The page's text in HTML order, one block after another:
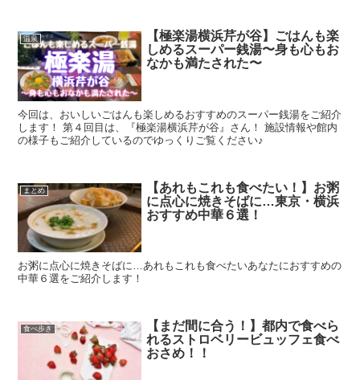
温泉
【極楽湯横浜芹が谷】ごはんも楽
しめるスーパー銭湯〜身も心もお
なかも満たされた〜
今回は、おいしいごはんも楽しめるおすすめのスーパー銭湯をご紹介
します！ 第４回目は、『極楽湯横浜芹が谷』さん！ 施設情報や館内
の様子もご紹介しているのでゆっくりご覧ください♪
まとめ
【あれもこれも食べたい！】お粥
に点心に焼きそばに…東京・横浜
おすすめ中華６選！
お粥に点心に焼きそばに…あれもこれも食べたいあなたにおすすめの
中華６選をご紹介します！
食べ歩き
【まだ間に合う！】都内で食べら
れるストロベリービュッフェ食べ
おさめ！！